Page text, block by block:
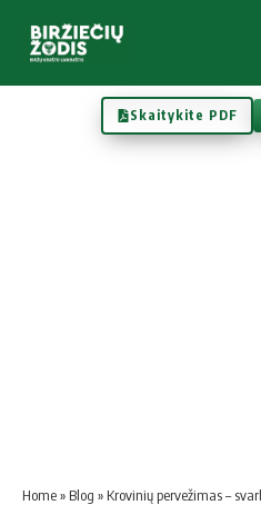
Skaitykite PDF
Home» Blog » Krovinių pervežimas –